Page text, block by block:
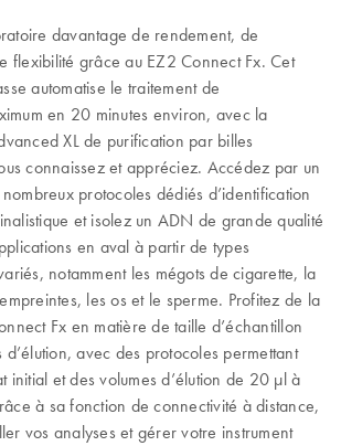
davantage de rendement, de
flexibilité grâce au EZ2 Connect Fx. Cet
automatise le traitement de
en 20 minutes environ, avec la
XL de purification par billes
connaissez et appréciez. Accédez par un
protocoles dédiés d’identification
et isolez un ADN de grande qualité
en aval à partir de types
notamment les mégots de cigarette, la
les os et le sperme. Profitez de la
Fx en matière de taille d’échantillon
d’élution, avec des protocoles permettant
initial et des volumes d’élution de 20 µl à
à sa fonction de connectivité à distance,
vos analyses et gérer votre instrument